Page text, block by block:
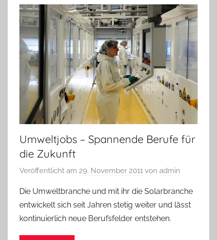
Umweltjobs – Spannende Berufe für
die Zukunft
Veröffentlicht am 29. November 2011 von admin
Die Umweltbranche und mit ihr die Solarbranche
entwickelt sich seit Jahren stetig weiter und lässt
kontinuierlich neue Berufsfelder entstehen.